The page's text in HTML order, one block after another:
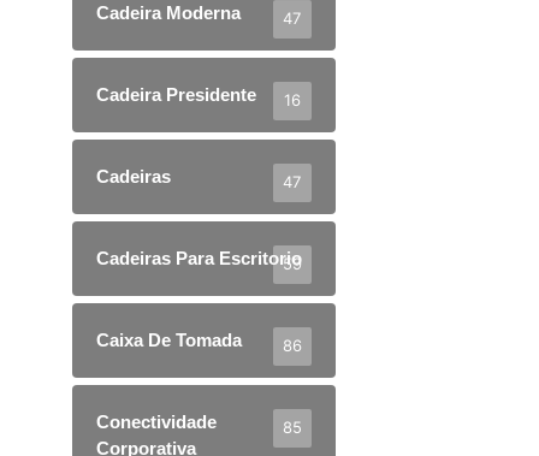
Cadeira Moderna 47
Cadeira Presidente 16
Cadeiras 47
Cadeiras Para Escritorio
59
Caixa De Tomada 86
Conectividade
Corporativa
85